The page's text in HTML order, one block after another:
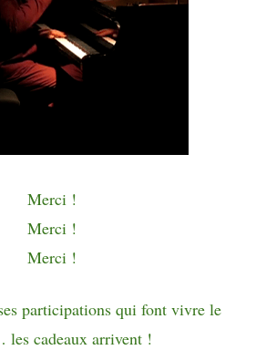
Merci !
Merci !
Merci !
participations qui font vivre le
cadeaux arrivent !